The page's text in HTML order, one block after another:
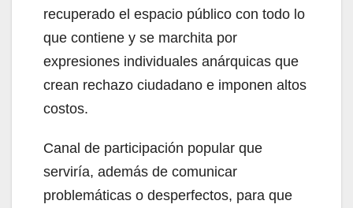
recuperado el espacio público con todo lo
que contiene y se marchita por
expresiones individuales anárquicas que
crean rechazo ciudadano e imponen altos
costos.
Canal de participación popular que
serviría, además de comunicar
problemáticas o desperfectos, para que